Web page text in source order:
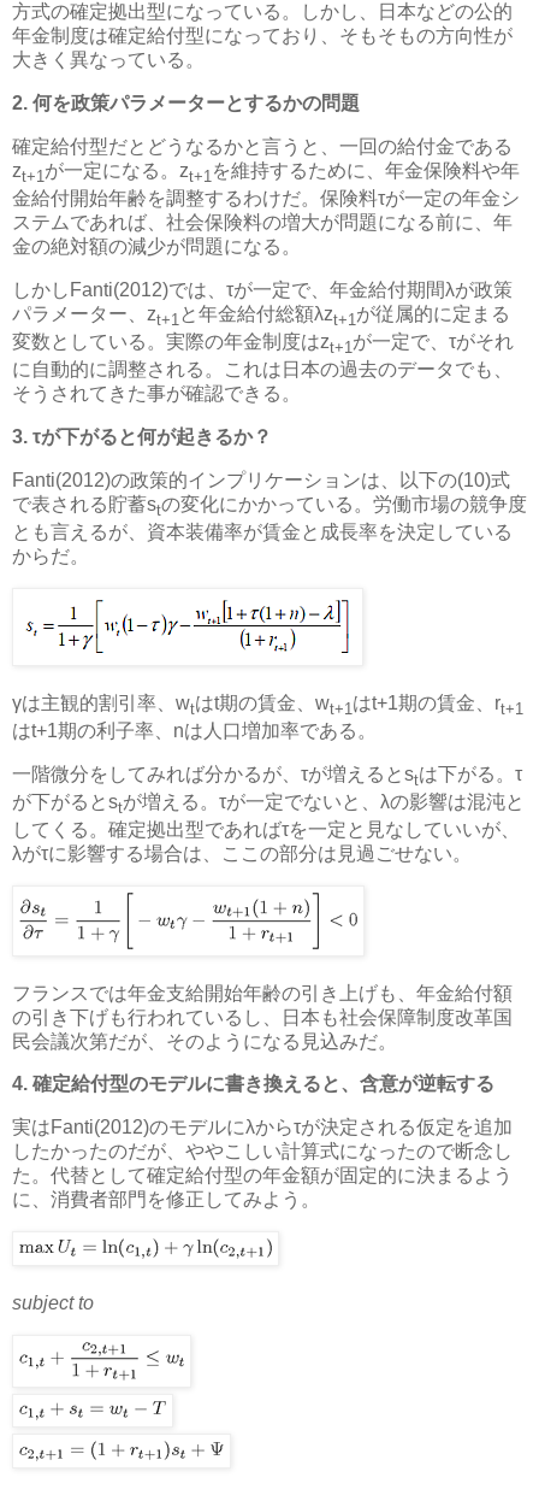
方式の確定拠出型になっている。しかし、日本などの公的
年金制度は確定給付型になっており、そもそもの方向性が
大きく異なっている。
2. 何を政策パラメーターとするかの問題
確定給付型だとどうなるかと言うと、一回の給付金である
zt+1 が一定になる。zt+1 を維持するために、年金保険料や年
金給付開始年齢を調整するわけだ。保険料τが一定の年金シ
ステムであれば、社会保険料の増大が問題になる前に、年
金の絶対額の減少が問題になる。
しかしFanti(2012)では、τが一定で、年金給付期間λが政策
パラメーター、zt+1 と年金給付総額λzt+1 が従属的に定まる
変数としている。実際の年金制度はzt+1が一定で、τがそれ
に自動的に調整される。これは日本の過去のデータでも、
そうされてきた事が確認できる。
3. τが下がると何が起きるか？
Fanti(2012)の政策的インプリケーションは、以下の(10)式
で表される貯蓄stの変化にかかっている。労働市場の競争度
とも言えるが、資本装備率が賃金と成長率を決定している
からだ。
γは主観的割引率、wtはt期の賃金、wt+1 はt+1期の賃金、rt+1
はt+1期の利子率、nは人口増加率である。
一階微分をしてみれば分かるが、τが増えるとstは下がる。τ
が下がるとstが増える。τが一定でないと、λの影響は混沌と
してくる。確定拠出型であればτを一定と見なしていいが、
λがτに影響する場合は、ここの部分は見過ごせない。
フランスでは年金支給開始年齢の引き上げも、年金給付額
の引き下げも行われているし、日本も社会保障制度改革国
民会議次第だが、そのようになる見込みだ。
4. 確定給付型のモデルに書き換えると、含意が逆転する
実はFanti(2012)のモデルにλからτが決定される仮定を追加
したかったのだが、ややこしい計算式になったので断念し
た。代替として確定給付型の年金額が固定的に決まるよう
に、消費者部門を修正してみよう。
subject to